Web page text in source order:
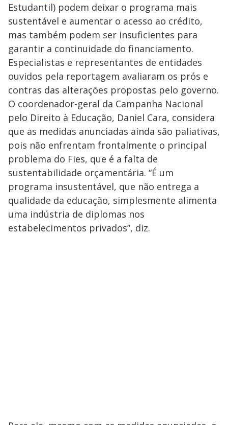
Estudantil) podem deixar o programa mais
sustentável e aumentar o acesso ao crédito,
mas também podem ser insuficientes para
garantir a continuidade do financiamento.
Especialistas e representantes de entidades
ouvidos pela reportagem avaliaram os prós e
contras das alterações propostas pelo governo.
O coordenador-geral da Campanha Nacional
pelo Direito à Educação, Daniel Cara, considera
que as medidas anunciadas ainda são paliativas,
pois não enfrentam frontalmente o principal
problema do Fies, que é a falta de
sustentabilidade orçamentária. “É um
programa insustentável, que não entrega a
qualidade da educação, simplesmente alimenta
uma indústria de diplomas nos
estabelecimentos privados”, diz.